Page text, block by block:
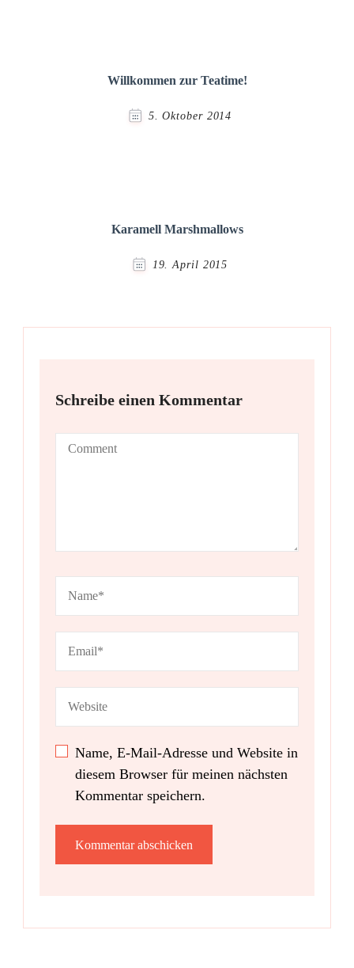
Willkommen zur Teatime!
5. Oktober 2014
Karamell Marshmallows
19. April 2015
Schreibe einen Kommentar
Name, E-Mail-Adresse und Website in
diesem Browser für meinen nächsten
Kommentar speichern.